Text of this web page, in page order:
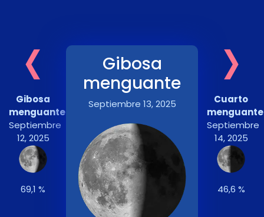
‹
Gibosa
menguante
Septiembre
12, 2025
69,1 %
Gibosa
menguante
Septiembre 13, 2025 ›
Cuarto
menguante
Septiembre
14, 2025
46,6 %